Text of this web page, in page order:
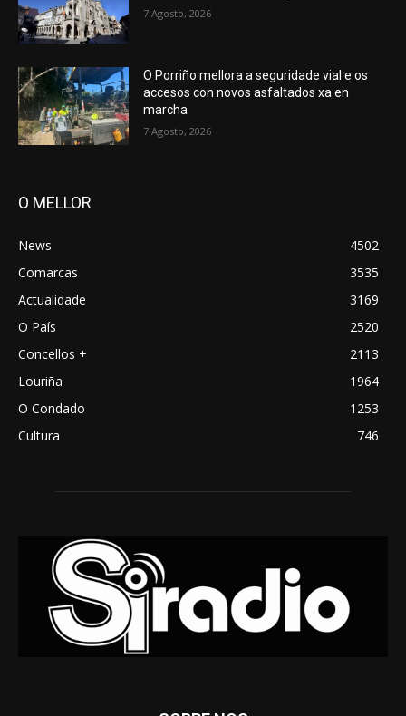
7 Agosto, 2026
O Porriño mellora a seguridade vial e os
accesos con novos asfaltados xa en
marcha
7 Agosto, 2026
O MELLOR
News
4502
Comarcas
3535
Actualidade
3169
O País
2520
Concellos +
2113
Louriña
1964
O Condado
1253
Cultura
746